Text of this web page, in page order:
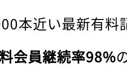
本近い最新有料
会員継続率98%